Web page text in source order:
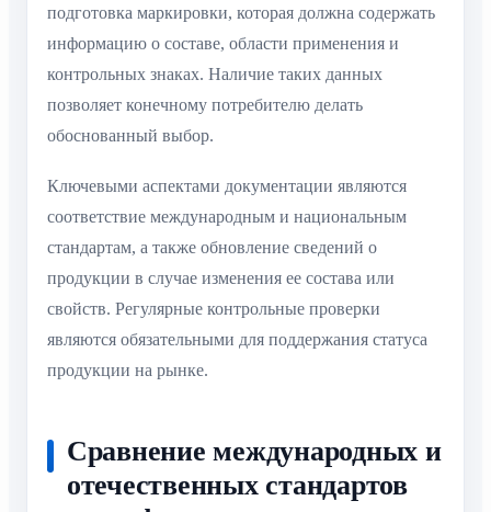
подготовка маркировки, которая должна содержать
информацию о составе, области применения и
контрольных знаках. Наличие таких данных
позволяет конечному потребителю делать
обоснованный выбор.
Ключевыми аспектами документации являются
соответствие международным и национальным
стандартам, а также обновление сведений о
продукции в случае изменения ее состава или
свойств. Регулярные контрольные проверки
являются обязательными для поддержания статуса
продукции на рынке.
Сравнение международных и
отечественных стандартов